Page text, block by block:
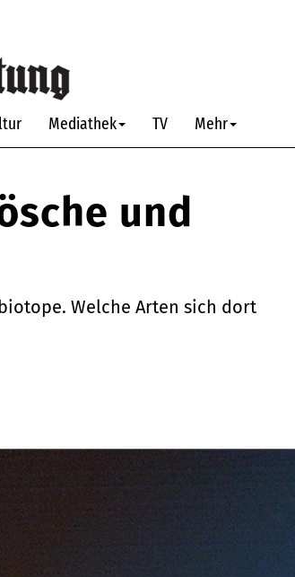
Mediathek TV Mehr
und
Welche Arten sich dort